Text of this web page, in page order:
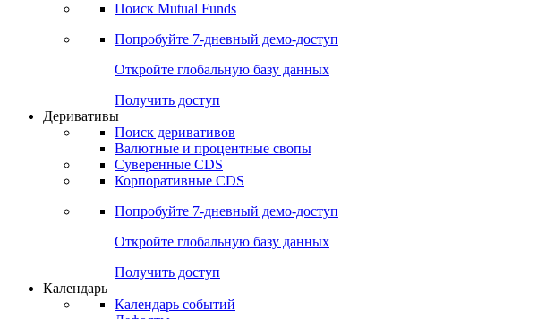
Поиск ETF & Funds
Сравнение ETF & Funds
Поиск ПИФ
Поиск Mutual Funds
Попробуйте7-дневный
Откройте глобальную базу данных
Получить доступ
Деривативы
Поиск деривативов
Валютные и процентные свопы
Суверенные CDS
Корпоративные CDS
Попробуйте7-дневный
Откройте глобальную базу данных